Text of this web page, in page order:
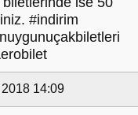
#indirim
14:09